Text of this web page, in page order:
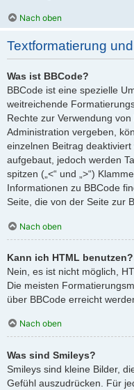
Nach oben
Textformatierung
Was ist BBCode?
BBCode ist eine spezielle
weitreichende
Rechte zur Verwendung
Administration vergeben,
einzelnen Beitrag
aufgebaut, jedoch werden
spitzen („<“ und „>“)
Informationen zu BBCode
Seite, die von der Seite zur
Nach oben
Kann ich HTML benutzen?
Nein, es ist nicht möglich,
Die meisten
über BBCode erreicht
Nach oben
Was sind Smileys?
Smileys sind kleine Bilder,
Gefühl auszudrücken. Für